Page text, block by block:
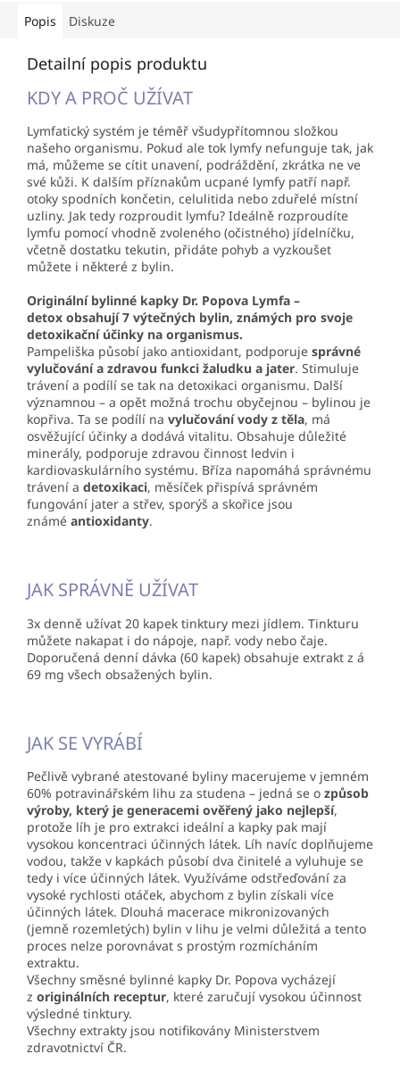
Popis Diskuze
Detailní popis produktu
KDY A PROČ UŽÍVAT
Lymfatický systém je téměř všudypřítomnou složkou
našeho organismu. Pokud ale tok lymfy nefunguje tak, jak
má, můžeme se cítit unavení, podráždění, zkrátka ne ve
své kůži. K dalším příznakům ucpané lymfy patří např.
otoky spodních končetin, celulitida nebo zduřelé místní
uzliny. Jak tedy rozproudit lymfu? Ideálně rozproudíte
lymfu pomocí vhodně zvoleného (očistného) jídelníčku,
včetně dostatku tekutin, přidáte pohyb a vyzkoušet
můžete i některé z bylin.
Originální bylinné kapky Dr. Popova Lymfa –
detox obsahují 7 výtečných bylin, známých pro svoje
detoxikační účinky na organismus.
Pampeliška působí jako antioxidant, podporuje správné
vylučování a zdravou funkci žaludku a jater. Stimuluje
trávení a podílí se tak na detoxikaci organismu. Další
významnou – a opět možná trochu obyčejnou – bylinou je
kopřiva. Ta se podílí na vylučování vody z těla, má
osvěžující účinky a dodává vitalitu. Obsahuje důležité
minerály, podporuje zdravou činnost ledvin i
kardiovaskulárního systému. Bříza napomáhá správnému
trávení a detoxikaci, měsíček přispívá správném
fungování jater a střev, sporýš a skořice jsou
známé antioxidanty.
JAK SPRÁVNĚ UŽÍVAT
3x denně užívat 20 kapek tinktury mezi jídlem. Tinkturu
můžete nakapat i do nápoje, např. vody nebo čaje.
Doporučená denní dávka (60 kapek) obsahuje extrakt z á
69 mg všech obsažených bylin.
JAK SE VYRÁBÍ
Pečlivě vybrané atestované byliny macerujeme v jemném
60% potravinářském lihu za studena – jedná se o způsob
výroby, který je generacemi ověřený jako nejlepší,
protože líh je pro extrakci ideální a kapky pak mají
vysokou koncentraci účinných látek. Líh navíc doplňujeme
vodou, takže v kapkách působí dva činitelé a vyluhuje se
tedy i více účinných látek. Využíváme odstřeďování za
vysoké rychlosti otáček, abychom z bylin získali více
účinných látek. Dlouhá macerace mikronizovaných
(jemně rozemletých) bylin v lihu je velmi důležitá a tento
proces nelze porovnávat s prostým rozmícháním
extraktu.
Všechny směsné bylinné kapky Dr. Popova vycházejí
z originálních receptur, které zaručují vysokou účinnost
výsledné tinktury.
Všechny extrakty jsou notifikovány Ministerstvem
zdravotnictví ČR.